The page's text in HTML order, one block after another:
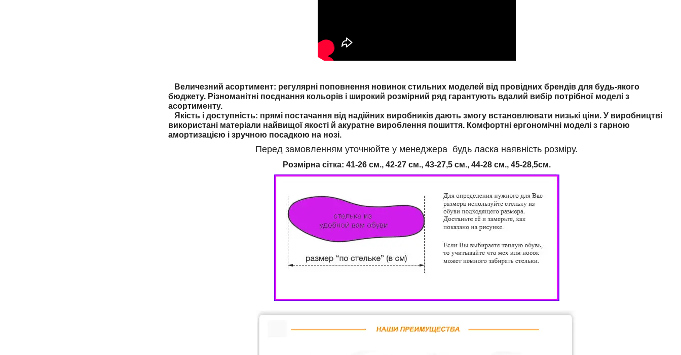
Величезний асортимент: регулярні поповнення новинок стильних моделей від провідних брендів для будь-якого
бюджету. Різноманітні поєднання кольорів і широкий розмірний ряд гарантують вдалий вибір потрібної моделі з
асортименту.
Якість і доступність: прямі постачання від надійних виробників дають змогу встановлювати низькі ціни. У виробництві
використані матеріали найвищої якості й акуратне вироблення пошиття. Комфортні ергономічні моделі з гарною
амортизацією і зручною посадкою на нозі.
Перед замовленням уточнюйте у менеджера будь ласка наявність розміру.
Розмірна сітка: 41-26 см., 42-27 см., 43-27,5 см., 44-28 см., 45-28,5см.